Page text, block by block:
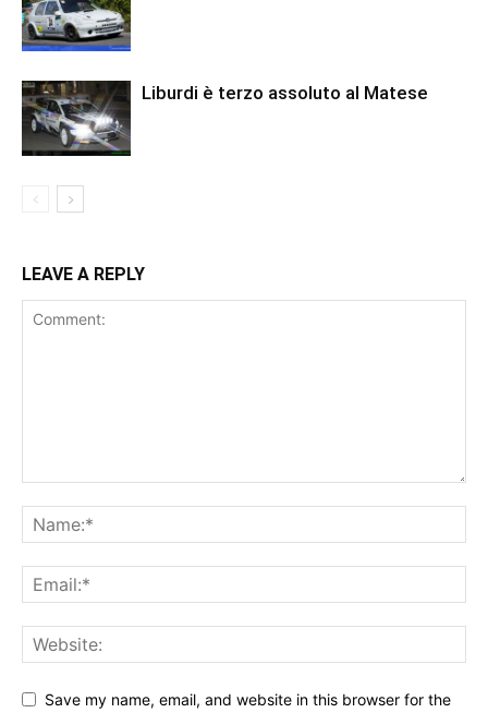
Liburdi è terzo assoluto al Matese
LEAVE A REPLY
Save my name, email, and website in this browser for the